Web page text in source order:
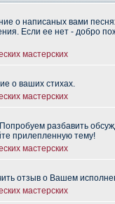
о написаных вами
Если ее нет - добро
мастерских
о ваших стихах.
мастерских
разбавить
прилепленную тему!
мастерских
отзыв о Вашем
мастерских